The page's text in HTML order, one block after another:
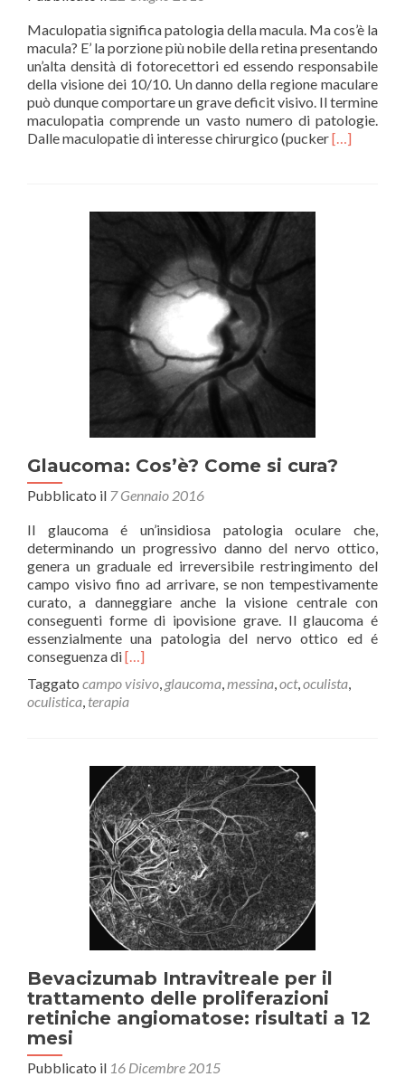
Maculopatia significa patologia della macula. Ma cos’è la
macula? E’ la porzione più nobile della retina presentando
un’alta densità di fotorecettori ed essendo responsabile
della visione dei 10/10. Un danno della regione maculare
può dunque comportare un grave deficit visivo. Il termine
maculopatia comprende un vasto numero di patologie.
Dalle maculopatie di interesse chirurgico (puckerLeggi
[…]
Glaucoma: Cos’è? Come si cura?
Pubblicato il 7 Gennaio 2016
Il glaucoma é un’insidiosa patologia oculare che,
determinando un progressivo danno del nervo ottico,
genera un graduale ed irreversibile restringimento del
campo visivo fino ad arrivare, se non tempestivamente
curato, a danneggiare anche la visione centrale con
conseguenti forme di ipovisione grave. Il glaucoma é
essenzialmente una patologia del nervo ottico ed é
conseguenza diLeggi
piùGlaucoma:
Cos’è?
cura?
[…]
Taggato campo visivo, glaucoma,messina,oct,oculista,
oculistica, terapia
Bevacizumab Intravitreale per il
trattamento delle proliferazioni
retiniche angiomatose: risultati a 12
mesi
Pubblicato il 16 Dicembre 2015